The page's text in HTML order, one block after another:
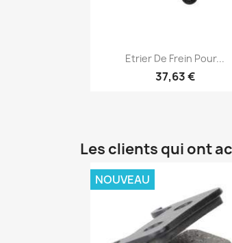
Aperçu rapide
Etrier De Frein Pour...
37,63 €
Les clients qui ont
NOUVEAU